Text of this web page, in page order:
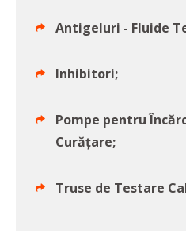
Antigeluri - Fluide
Inhibitori;
Pompe pentru
Curățare;
Truse de Testare